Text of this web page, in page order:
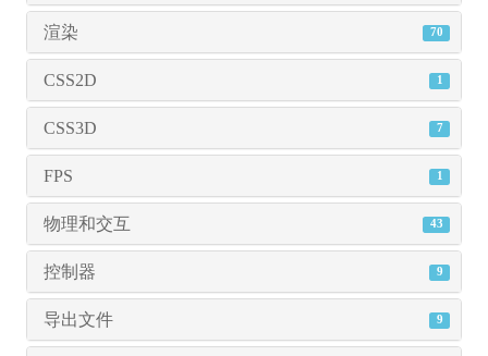
渲染 70
CSS2D 1
CSS3D 7
FPS 1
物理和交互 43
控制器 9
导出文件 9